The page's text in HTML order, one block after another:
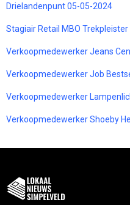
Drielandenpunt 05-05-2024
Stagiair Retail MBO
Verkoopmedewerker Jeans
Verkoopmedewerker Job
Verkoopmedewerker
Verkoopmedewerker Shoeby